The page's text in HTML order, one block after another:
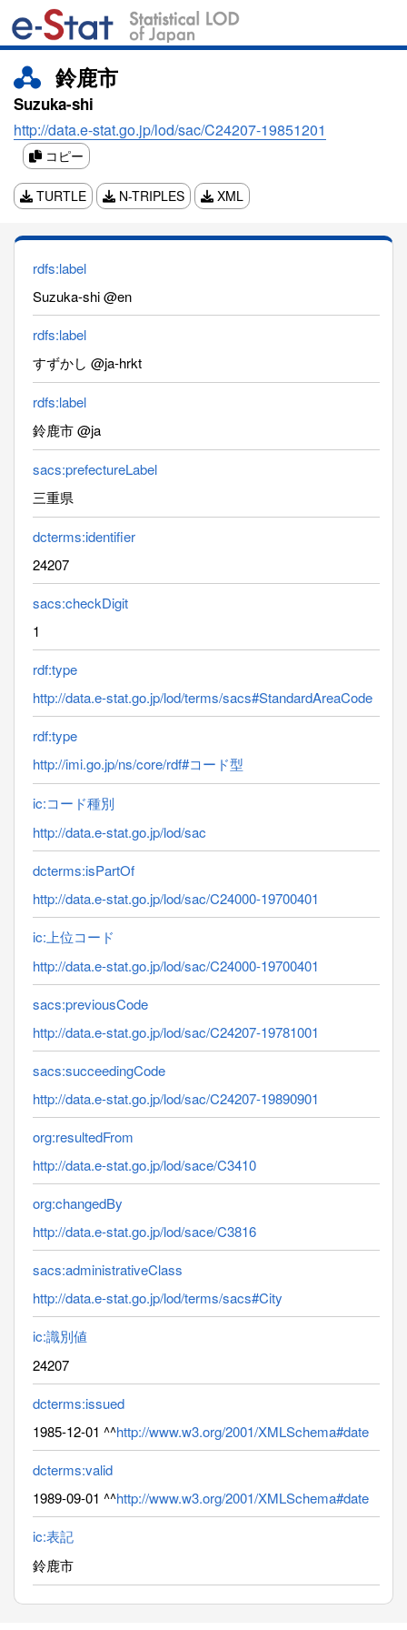
鈴鹿市
Suzuka-shi
http://data.e-stat.go.jp/lod/sac/C24207-19851201
コピー
TURTLE N-TRIPLES XML
rdfs:label
Suzuka-shi @en
rdfs:label
すずかし @ja-hrkt
rdfs:label
鈴鹿市 @ja
sacs:prefectureLabel
三重県
dcterms:identifier
24207
sacs:checkDigit
1
rdf:type
http://data.e-stat.go.jp/lod/terms/sacs#StandardAreaCode
rdf:type
http://imi.go.jp/ns/core/rdf#コード型
ic:コード種別
http://data.e-stat.go.jp/lod/sac
dcterms:isPartOf
http://data.e-stat.go.jp/lod/sac/C24000-19700401
ic:上位コード
http://data.e-stat.go.jp/lod/sac/C24000-19700401
sacs:previousCode
http://data.e-stat.go.jp/lod/sac/C24207-19781001
sacs:succeedingCode
http://data.e-stat.go.jp/lod/sac/C24207-19890901
org:resultedFrom
http://data.e-stat.go.jp/lod/sace/C3410
org:changedBy
http://data.e-stat.go.jp/lod/sace/C3816
sacs:administrativeClass
http://data.e-stat.go.jp/lod/terms/sacs#City
ic:識別値
24207
dcterms:issued
1985-12-01 ^^http://www.w3.org/2001/XMLSchema#date
dcterms:valid
1989-09-01 ^^http://www.w3.org/2001/XMLSchema#date
ic:表記
鈴鹿市